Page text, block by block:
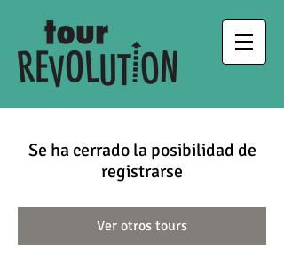
Se ha cerrado la posibilidad de
registrarse
Ver otros tours